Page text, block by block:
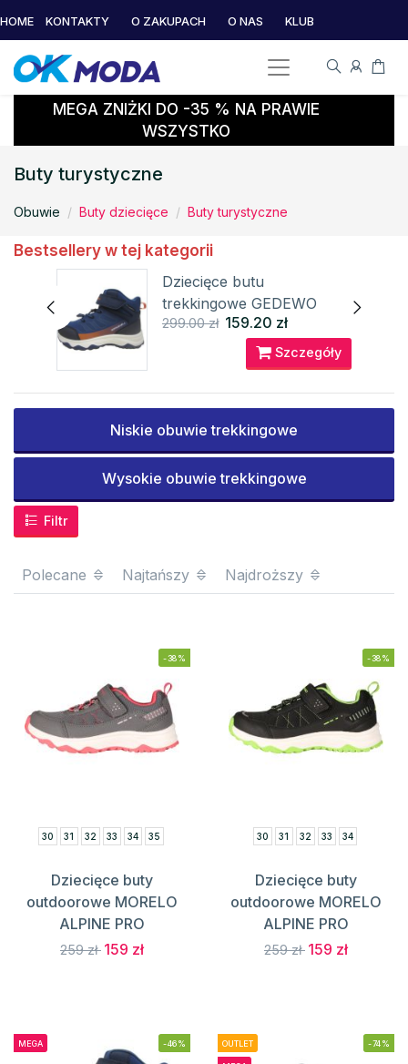
HOME KONTAKTY O ZAKUPACH O NAS KLUB
MEGA ZNIŻKI DO -35 % NA PRAWIE
WSZYSTKO
Buty turystyczne
Obuwie Buty dziecięce Buty turystyczne
Bestsellery w tej kategorii
Dziecięce butu
trekkingowe GEDEWO
ALPINE PRO
299.00 zł 159.20 zł
Szczegóły
Niskie obuwie trekkingowe
Wysokie obuwie trekkingowe
Filtr
Polecane Najtańszy Najdroższy
-38%
30 31 32 33 34 35
Dziecięce buty
outdoorowe MORELO
ALPINE PRO
259 zł 159 zł
-38%
30 31 32 33 34
Dziecięce buty
outdoorowe MORELO
ALPINE PRO
259 zł 159 zł
MEGA -46% OUTLET -74%